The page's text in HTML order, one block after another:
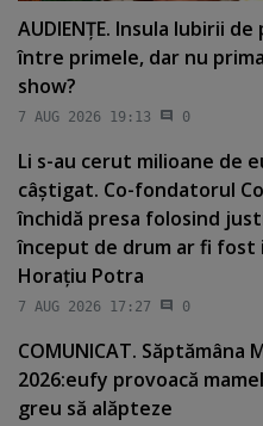
AUDIENŢE. Insula Iubirii
între primele, dar nu
show?
7 AUG 2026 19:13 0
Li s-au cerut milioane de
câştigat. Co-fondatorul
închidă presa folosind
început de drum ar fi fost
Horaţiu Potra
7 AUG 2026 17:27 0
COMUNICAT. Săptămâna
2026:eufy provoacă
greu să alăpteze